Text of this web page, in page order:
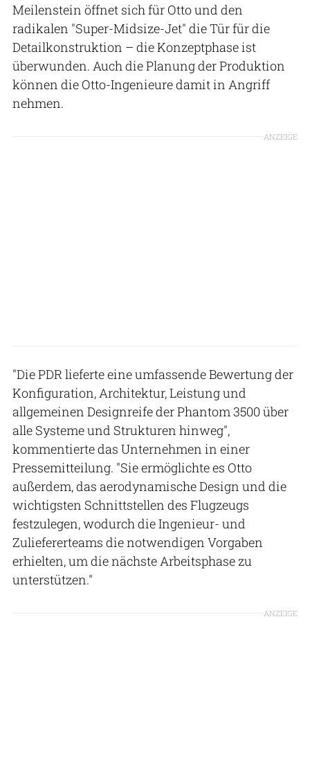
Meilenstein öffnet sich für Otto und den
radikalen "Super-Midsize-Jet" die Tür für die
Detailkonstruktion – die Konzeptphase ist
überwunden. Auch die Planung der Produktion
können die Otto-Ingenieure damit in Angriff
nehmen.
ANZEIGE
"Die PDR lieferte eine umfassende Bewertung der
Konfiguration, Architektur, Leistung und
allgemeinen Designreife der Phantom 3500 über
alle Systeme und Strukturen hinweg",
kommentierte das Unternehmen in einer
Pressemitteilung. "Sie ermöglichte es Otto
außerdem, das aerodynamische Design und die
wichtigsten Schnittstellen des Flugzeugs
festzulegen, wodurch die Ingenieur- und
Zuliefererteams die notwendigen Vorgaben
erhielten, um die nächste Arbeitsphase zu
unterstützen."
ANZEIGE